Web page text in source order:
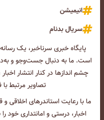
انیمیشن
سریال بدنام
پایگاه خبری سرناخبر، یک
است. ما به دنبال جست‌و‌جو و
چشم انداز‌ها در کنار انتشار
تصاویر مرتبط
ما با رعایت استاندرهای اخلاقی و
اخبار، درستی و امانتداری خود